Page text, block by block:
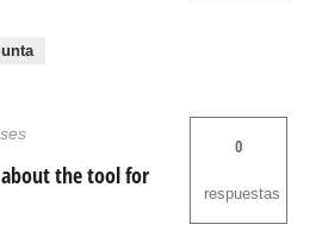
the tool for
0
respuestas